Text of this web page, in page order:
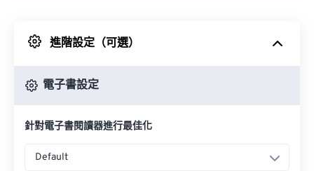
來自 Google 雲端硬碟
進階設定（可選）
電子書設定
針對電子書閱讀器進行最佳化
Default